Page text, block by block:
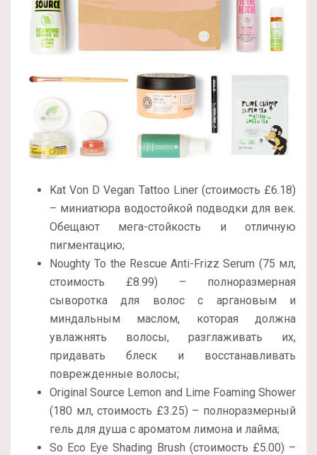
Kat Von D Vegan Tattoo Liner (стоимость £6.18)
– миниатюра водостойкой подводки для век.
Обещают мега-стойкость и отличную
пигментацию;
Noughty To the Rescue Anti-Frizz Serum (75 мл,
стоимость £8.99) – полноразмерная
сыворотка для волос с аргановым и
миндальным маслом, которая должна
увлажнять волосы, разглаживать их,
придавать блеск и восстанавливать
поврежденные волосы;
Original Source Lemon and Lime Foaming Shower
(180 мл, стоимость £3.25) – полноразмерный
гель для душа с ароматом лимона и лайма;
So Eco Eye Shading Brush (стоимость £5.00) –